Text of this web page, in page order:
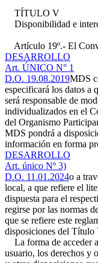
TÍTULO V
Disponibilidad e
Artículo 19º.- El
DESARROLLO
Art. ÚNICO N° 1
D.O. 19.08.2019MDS
especificará los datos a
será responsable de
individualizados en el
del Organismo
MDS pondrá a
información en forma
DESARROLLO
Art. único Nº 3)
D.O. 11.01.2024o a
local, a que refiere el
dispuesta para el
regirse por las normas
que se refiere este
disposiciones del
La forma de acceder
usuario, los derechos y